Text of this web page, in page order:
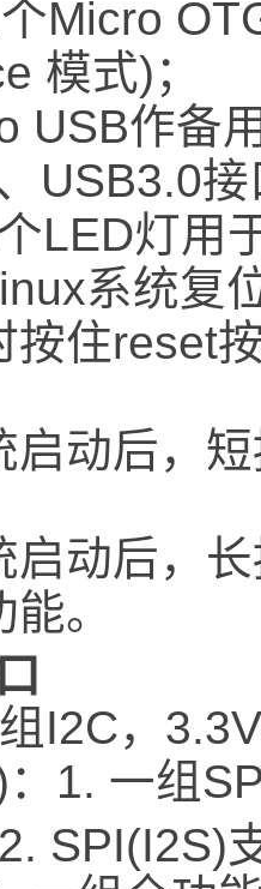
Micro
模式)；
USB作备
USB3.0
LED灯用
系统复
按住reset
启动后，
启动后，
。
I2C，
：1. 一组
支持